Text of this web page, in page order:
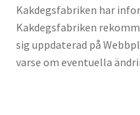
Kakdegsfabriken har
Kakdegsfabriken
sig uppdaterad på
varse om eventuella